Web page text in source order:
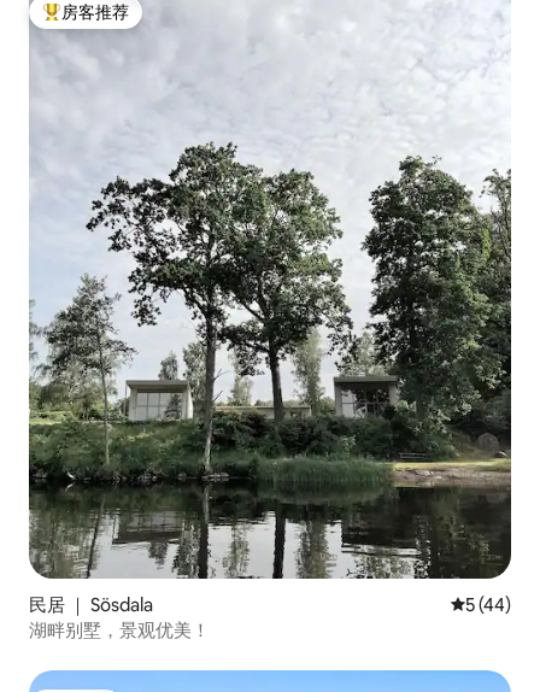
热门「房客推荐」
房客推荐
民居 ｜ Sösdala 平均评分
5 (44)
湖畔别墅，景观优美！